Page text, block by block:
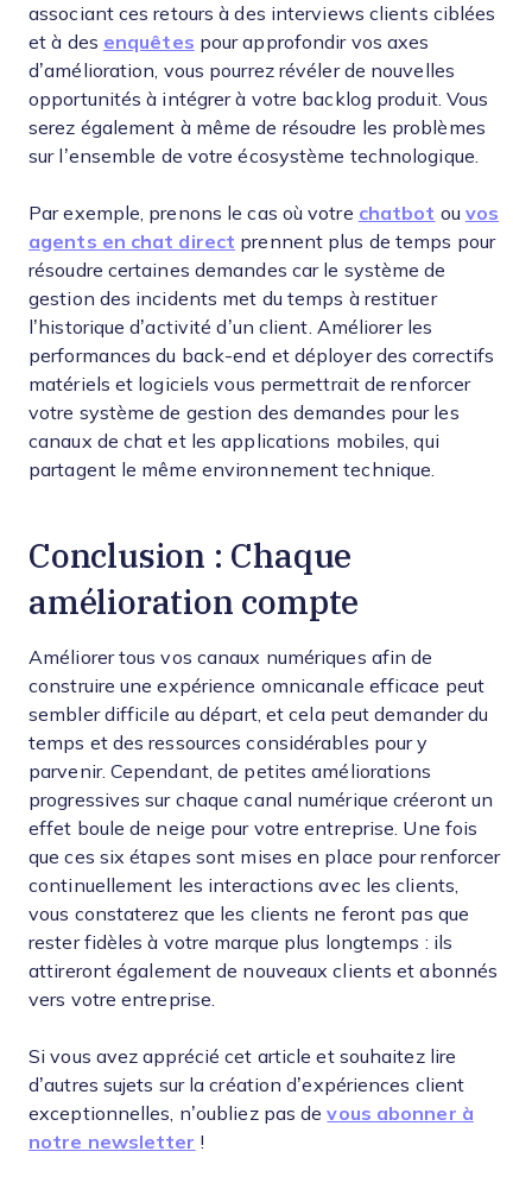
associant ces retours à des interviews clients ciblées
et à des enquêtes pour approfondir vos axes
d’amélioration, vous pourrez révéler de nouvelles
opportunités à intégrer à votre backlog produit. Vous
serez également à même de résoudre les problèmes
sur l’ensemble de votre écosystème technologique.
Par exemple, prenons le cas où votre chatbot ou vos
agents en chat direct prennent plus de temps pour
résoudre certaines demandes car le système de
gestion des incidents met du temps à restituer
l’historique d’activité d’un client. Améliorer les
performances du back-end et déployer des correctifs
matériels et logiciels vous permettrait de renforcer
votre système de gestion des demandes pour les
canaux de chat et les applications mobiles, qui
partagent le même environnement technique.
Conclusion : Chaque
amélioration compte
Améliorer tous vos canaux numériques afin de
construire une expérience omnicanale efficace peut
sembler difficile au départ, et cela peut demander du
temps et des ressources considérables pour y
parvenir. Cependant, de petites améliorations
progressives sur chaque canal numérique créeront un
effet boule de neige pour votre entreprise. Une fois
que ces six étapes sont mises en place pour renforcer
continuellement les interactions avec les clients,
vous constaterez que les clients ne feront pas que
rester fidèles à votre marque plus longtemps : ils
attireront également de nouveaux clients et abonnés
vers votre entreprise.
Si vous avez apprécié cet article et souhaitez lire
d’autres sujets sur la création d’expériences client
exceptionnelles, n’oubliez pas devous abonner à
notre newsletter !